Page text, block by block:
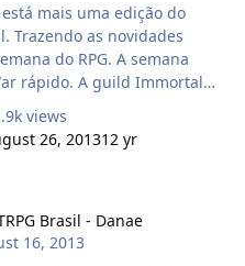
chegarem pegaram seu
10…
mais uma edição do
Trazendo as novidades
RPG. A semana
guild Immortal
e em menos de 15
images/196/wz83.png/]
a 2ª Liga Internacional
views
26, 201312 yr
Brasil - Danae
16, 2013